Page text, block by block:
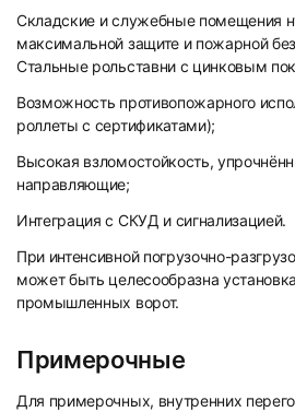
Складские и служебные помещения
максимальной защите и пожарной
Стальные рольставни с цинковым
Возможность противопожарного
роллеты с сертификатами);
Высокая взломостойкость,
направляющие;
Интеграция с СКУД и сигнализацией.
При интенсивной погрузочно-
может быть целесообразна
промышленных ворот.
Примерочные
Для примерочных, внутренних